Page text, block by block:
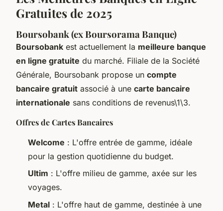
Gratuites de 2025
Boursobank (ex Boursorama Banque)
Boursobank est actuellement la meilleure banque
en ligne gratuite du marché. Filiale de la Société
Générale, Boursobank propose un compte
bancaire gratuit associé à une carte bancaire
internationale sans conditions de revenus\1\3.
Offres de Cartes Bancaires
Welcome : L'offre entrée de gamme, idéale
pour la gestion quotidienne du budget.
Ultim : L'offre milieu de gamme, axée sur les
voyages.
Metal : L'offre haut de gamme, destinée à une